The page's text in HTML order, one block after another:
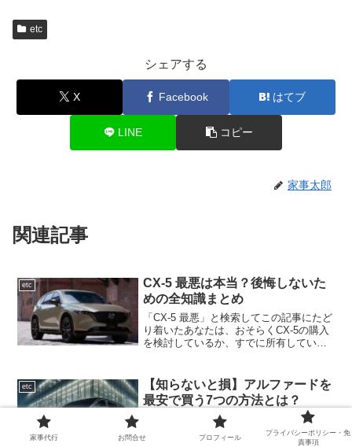
etc
シェアする
X Facebook はてブ
LINE コピー
家事太郎
関連記事
etc
CX-5 最悪は本当？後悔しないた
めの全知識まとめ
「CX-5 最悪」と検索してこの記事にたど
り着いたあなたは、おそらくCX-5の購入
を検討しているか、すでに所有していて
い」「乗り心地が悪い」「ディーゼルは
面倒」など、C...
etc
【知らないと損】アルファードを
最安で買う7つの方法とは？
アルファードを安く買う方法を徹底解
説！ディーラーの値引き交渉術や話題の
家事代行 お問合せ プロフィール
プライバシーポリシー・免
責事項